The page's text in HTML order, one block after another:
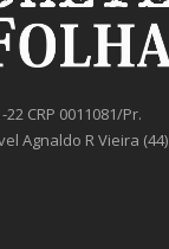
22 CRP 0011081/Pr.
Agnaldo R Vieira (44)